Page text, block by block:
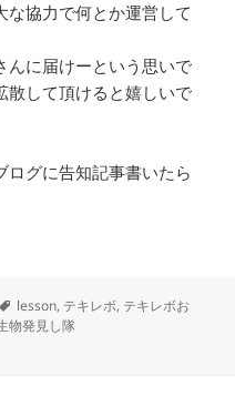
な協力で何とか運営して
んに届けーという思いで
散して頂けると嬉しいで
ログに告知記事書いたら
タ
グ
lesson, テキレボ, テキレボお
物発見し隊
よ！ に